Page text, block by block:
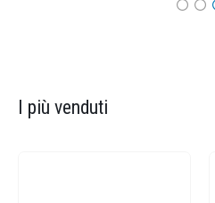
I più venduti